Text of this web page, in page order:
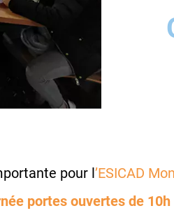
pour l’ESICAD
portes ouvertes de 10h